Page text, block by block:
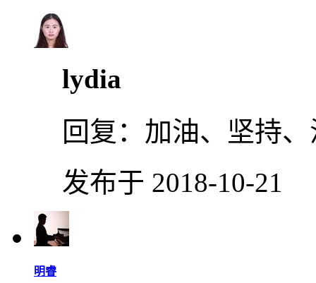
lydia
回复： 加油、坚持
发布于 2018-10-21
明睿